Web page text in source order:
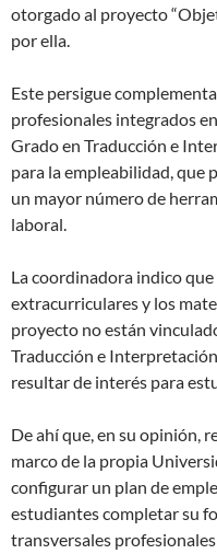
otorgado al proyecto
por ella.
Este persigue
profesionales integrados
Grado en Traducción e
para la empleabilidad, que
un mayor número de
laboral.
La coordinadora indico que
extracurriculares y los
proyecto no están
Traducción e
resultar de interés para
De ahí que, en su opinión,
marco de la propia
configurar un plan de
estudiantes completar su
transversales